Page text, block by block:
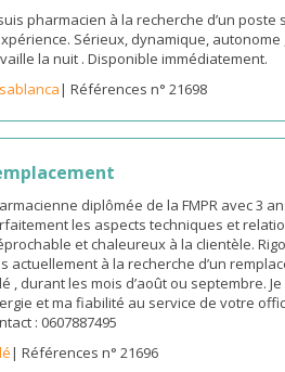
pharmacien à la recherche d’un
Sérieux, dynamique,
la nuit . Disponible immédiatement.
| Références n° 21698
diplômée de la FMPR avec 3
les aspects techniques et
et chaleureux à la clientèle.
actuellement à la recherche d’un
, durant les mois d’août ou septembre.
et ma fiabilité au service de votre
: 0607887495
| Références n° 21696